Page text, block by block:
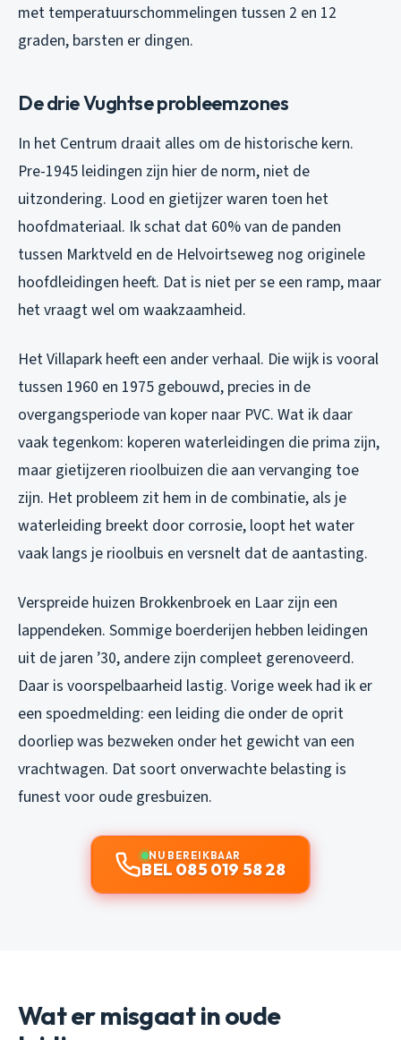
met temperatuurschommelingen tussen 2 en 12
graden, barsten er dingen.
De drie Vughtse probleemzones
In het Centrum draait alles om de historische kern.
Pre-1945 leidingen zijn hier de norm, niet de
uitzondering. Lood en gietijzer waren toen het
hoofdmateriaal. Ik schat dat 60% van de panden
tussen Marktveld en de Helvoirtseweg nog originele
hoofdleidingen heeft. Dat is niet per se een ramp, maar
het vraagt wel om waakzaamheid.
Het Villapark heeft een ander verhaal. Die wijk is vooral
tussen 1960 en 1975 gebouwd, precies in de
overgangsperiode van koper naar PVC. Wat ik daar
vaak tegenkom: koperen waterleidingen die prima zijn,
maar gietijzeren rioolbuizen die aan vervanging toe
zijn. Het probleem zit hem in de combinatie, als je
waterleiding breekt door corrosie, loopt het water
vaak langs je rioolbuis en versnelt dat de aantasting.
Verspreide huizen Brokkenbroek en Laar zijn een
lappendeken. Sommige boerderijen hebben leidingen
uit de jaren ’30, andere zijn compleet gerenoveerd.
Daar is voorspelbaarheid lastig. Vorige week had ik er
een spoedmelding: een leiding die onder de oprit
doorliep was bezweken onder het gewicht van een
vrachtwagen. Dat soort onverwachte belasting is
funest voor oude gresbuizen.
NU BEREIKBAAR
BEL 085 019 58 28
Wat er misgaat in oude